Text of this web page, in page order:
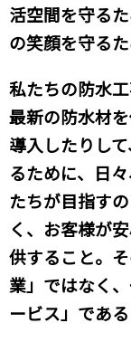
活空間を守る
の笑顔を守るた
私たちの防水
最新の防水材
導入したりし
るために、日
たちが目指す
く、お客様が
供すること。
業」ではなく
ービス」であ